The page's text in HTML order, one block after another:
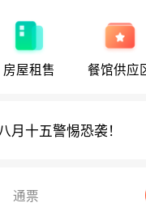
房屋租售 餐馆供应
八月十五警惕恐袭！
八月十五警惕恐袭！
通票